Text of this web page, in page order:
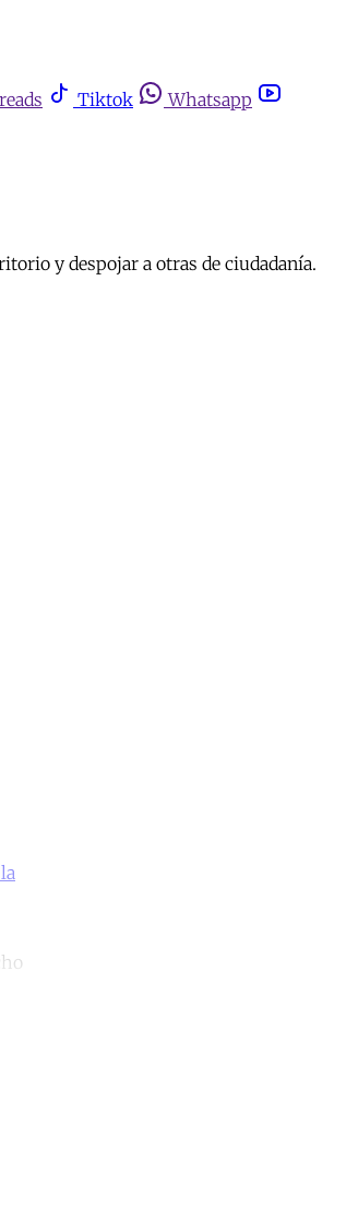
Tiktok
Whatsapp
y despojar a otras de ciudadanía.